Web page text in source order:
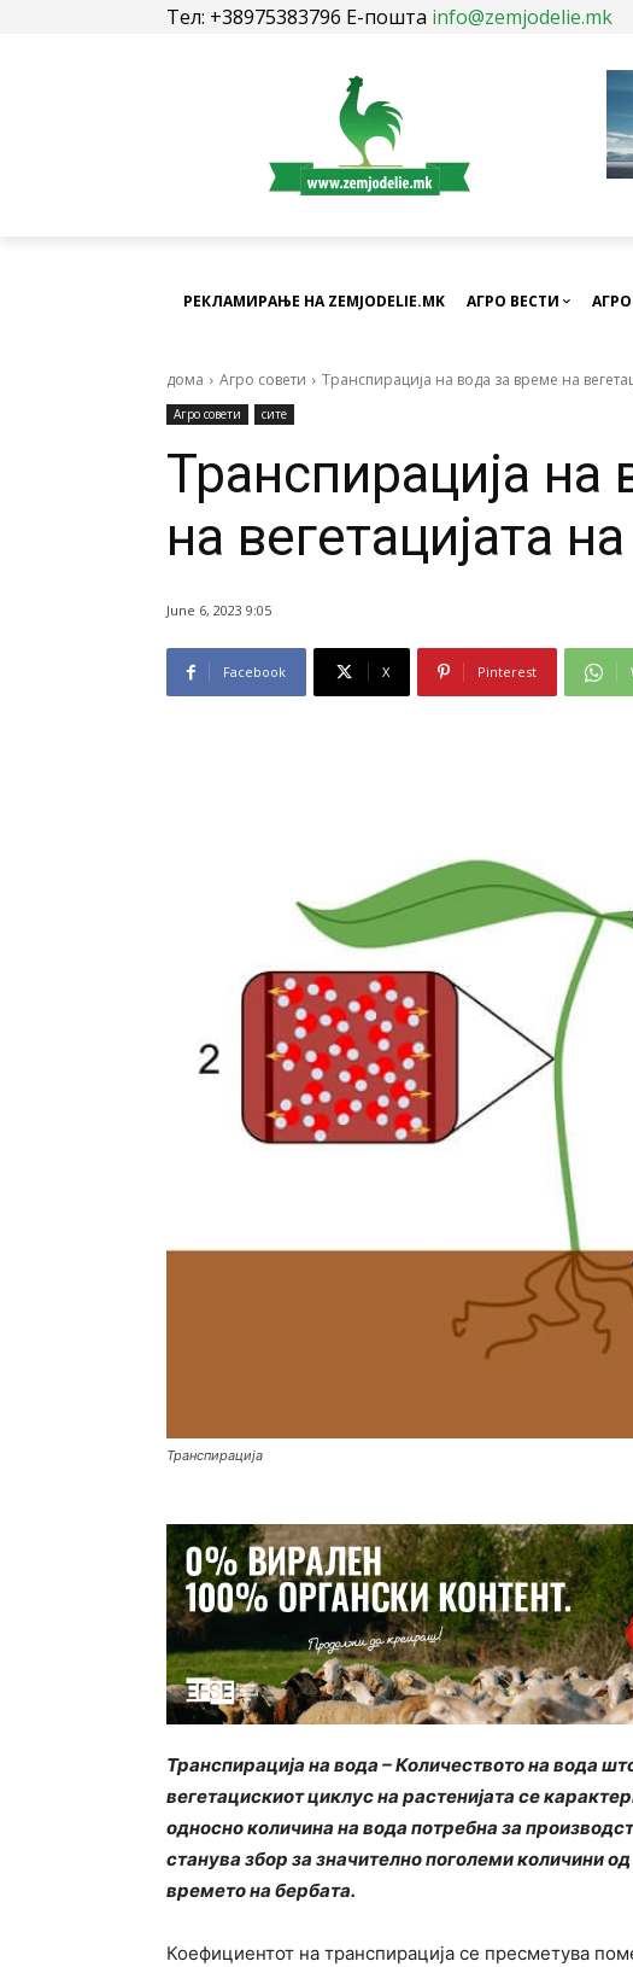
Тел: +38975383796 Е-пошта info@zemjodelie.mk
РЕКЛАМИРАЊЕ НА ZEMJODELIE.MK АГРО ВЕСТИ
дома Агро совети Транспирација на вода за време на
Агро совети сите
Транспирација на
на вегетацијата
June 6, 2023 9:05
Facebook X Pinterest
Транспирација
Транспирација на вода – Количеството на вода
вегетацискиот циклус на растенијата се
односно количина на вода потребна за
станува збор за значително поголеми количини
времето на бербата.
Коефициентот на транспирација се пресметува